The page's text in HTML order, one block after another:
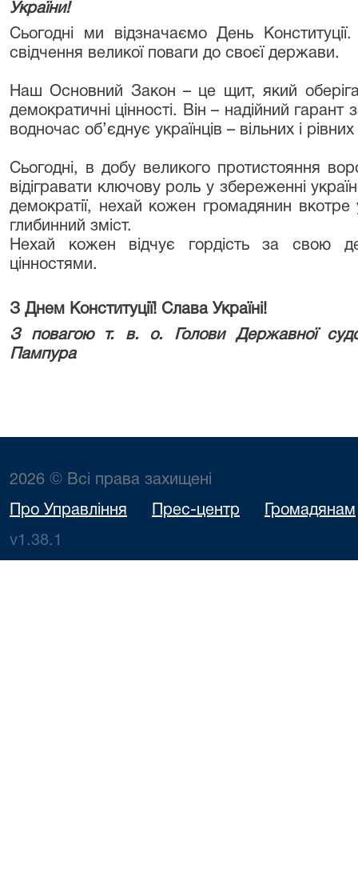
України!
Сьогодні ми відзначаємо День
свідчення великої поваги до своєї держави.
Наш Основний Закон – це щит, який
демократичні цінності. Він – надійний
водночас об’єднує українців – вільних і
Сьогодні, в добу великого протистояння
відігравати ключову роль у збереженні
демократії, нехай кожен громадянин вкотре
глибинний зміст.
Нехай кожен відчує гордість за свою
цінностями.
З Днем Конституції! Слава Україні!
З повагою т. в. о. Голови Державної
Пампура
2026 © Всі права захищені
Про Управління Прес-центр Громадянам
v1.38.1